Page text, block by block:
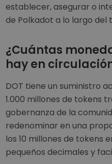
establecer, asegurar o
de Polkadot a lo largo del
¿Cuántas
hay en
DOT tiene un suministro
1.000 millones de tokens
gobernanza de la
redenominar en una
los 10 millones de tokens
pequeños decimales y